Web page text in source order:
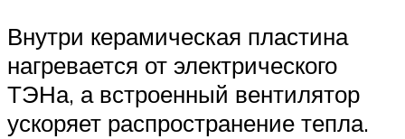
Внутри керамическая пластина
нагревается от электрического
ТЭНа, а встроенный вентилятор
ускоряет распространение тепла.